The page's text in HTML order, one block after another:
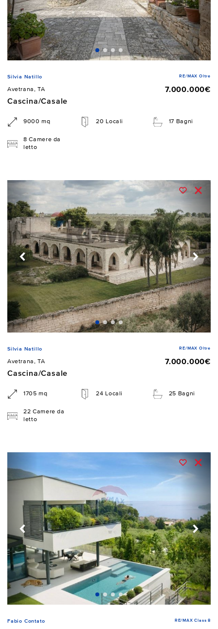
Silvia Natillo RE/MAX Oltre
Avetrana, TA
7.000.000€
Cascina/Casale
9000 mq 20 Locali 17 Bagni
8 Camere da
letto
Silvia Natillo RE/MAX Oltre
Avetrana, TA
7.000.000€
Cascina/Casale
1705 mq 24 Locali 25 Bagni
22 Camere da
letto
Fabio Contato RE/MAX Class 8